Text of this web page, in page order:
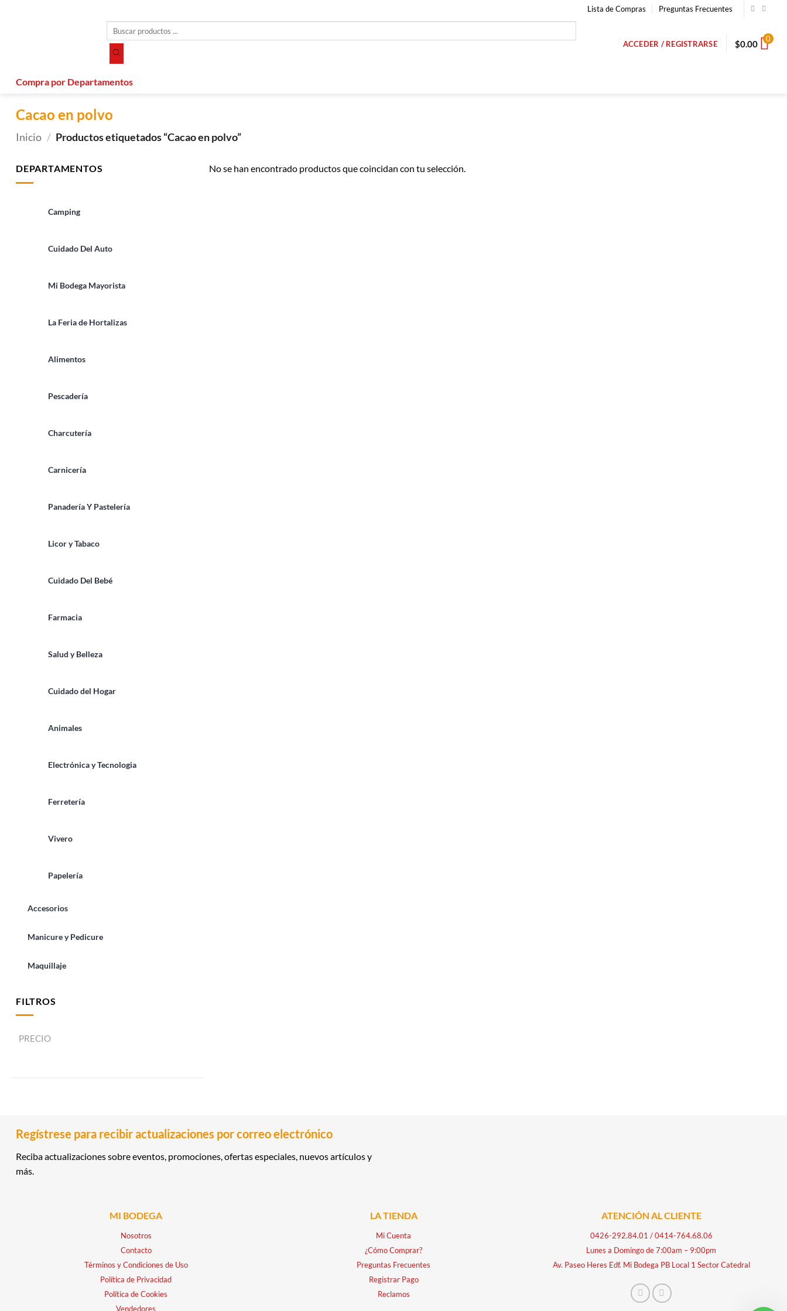
Lista de Compras Preguntas Frecuentes
productos
ACCEDER / REGISTRARSE $0.00 0
Compra por Departamentos
Cacao en polvo
Inicio / Productos etiquetados “Cacao en polvo”
DEPARTAMENTOS
Camping
Cuidado Del Auto
Mi Bodega Mayorista
La Feria de Hortalizas
Alimentos
Pescadería
Charcutería
Carnicería
Panadería Y Pastelería
Licor y Tabaco
Cuidado Del Bebé
Farmacia
Salud y Belleza
Cuidado del Hogar
Animales
Electrónica y Tecnologia
Ferretería
Vivero
Papelería
Accesorios
Manicure y Pedicure
Maquillaje
FILTROS
PRECIO
No se han encontrado productos que coincidan con tu selección.
Regístrese para recibir actualizaciones por correo electrónico
Reciba actualizaciones sobre eventos, promociones, ofertas especiales, nuevos artículos y
más.
MI BODEGA
Nosotros
Contacto
Términos y Condiciones de Uso
Política de Privacidad
Política de Cookies
Vendedores
LA TIENDA
Mi Cuenta
¿Cómo Comprar?
Preguntas Frecuentes
Registrar Pago
Reclamos
ATENCIÓN AL CLIENTE
0426-292.84.01 /0414-764.68.06
Lunes a Domingo de 7:00am – 9:00pm
Av. Paseo Heres Edf. Mi Bodega PB Local 1 Sector Catedral